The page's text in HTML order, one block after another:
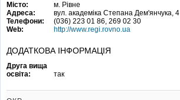
Місто:
м. Рівне
Адреса:
вул. академіка Степана Дем'янчука, 4
Телефони:
(036) 223 01 86, 269 02 30
Web:
http://www.regi.rovno.ua
ДОДАТКОВА ІНФОРМАЦІЯ
Друга вища
освіта:
так